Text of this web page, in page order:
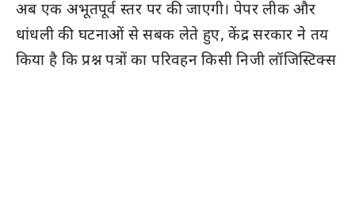
अब एक अभूतपूर्व स्तर पर की जाएगी। पेपर लीक और
धांधली की घटनाओं से सबक लेते हुए, केंद्र सरकार ने तय
किया है कि प्रश्न पत्रों का परिवहन किसी निजी लॉजिस्टिक्स